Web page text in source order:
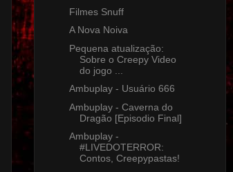
Filmes Snuff
A Nova Noiva
Pequena atualização:
Sobre o Creepy Video
do jogo ...
Ambuplay - Usuário 666
Ambuplay - Caverna do
Dragão [Episodio Final]
Ambuplay -
#LIVEDOTERROR:
Contos, Creepypastas!